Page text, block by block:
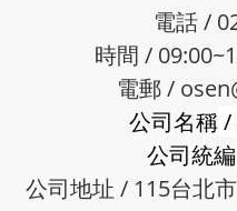
電話 /
時間 /
電郵 /
公司名稱/
公司統編
公司地址 / 115台北